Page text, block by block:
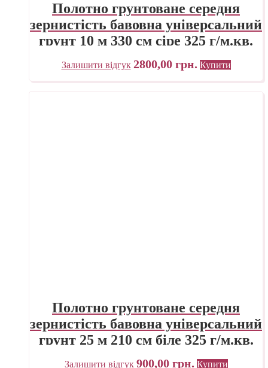
Полотно грунтоване середня
зернистість бавовна універсальний
грунт 10 м 330 см сіре 325 г/м.кв.
P.E.R. Belle Arti Італія
Залишити відгук 2800,00 грн. Купити
Полотно грунтоване середня
зернистість бавовна універсальний
грунт 25 м 210 см біле 325 г/м.кв.
P.E.R. Belle Arti Італія
Залишити відгук 900,00 грн. Купити